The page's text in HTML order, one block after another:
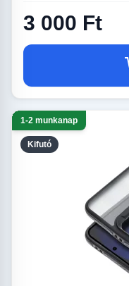
3 000 Ft
Kifutó
1-2 munkanap